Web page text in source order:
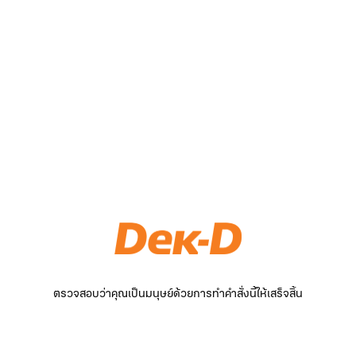
ตรวจสอบว่าคุณเป็นมนุษย์ด้วยการทำคำสั่งนี้ให้เสร็จสิ้น